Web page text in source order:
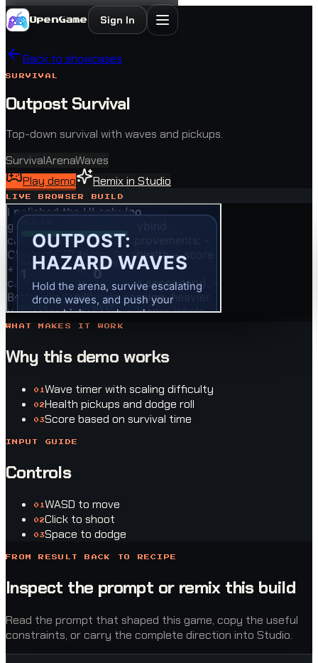
OpenGame Sign In
Back to showcases
SURVIVAL
Outpost Survival
Top-down survival with waves and pickups.
SurvivalArenaWaves
Play demo
Remix in Studio
LIVE BROWSER BUILD
WHAT MAKES IT WORK
Why this demo works
0 1 Wave timer with scaling difficulty
02Health pickups and dodge roll
03Score based on survival time
INPUT GUIDE
Controls
01WASD to move
02Click to shoot
03Space to dodge
FROM RESULT BACK TO RECIPE
Inspect the prompt or remix this build
Read the prompt that shaped this game, copy the useful
constraints, or carry the complete direction into Studio.